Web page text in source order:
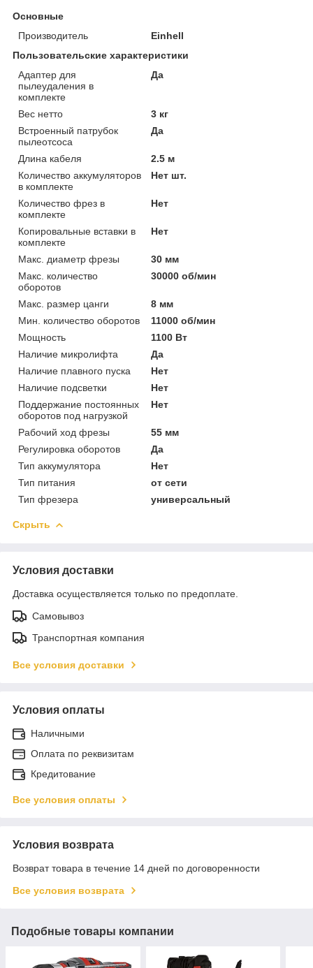
Основные
Производитель
Einhell
Пользовательские характеристики
Адаптер для
пылеудаления в
комплекте
Да
Вес нетто
3 кг
Встроенный патрубок
пылеотсоса
Да
Длина кабеля
2.5 м
Количество аккумуляторов
в комплекте
Нет шт.
Количество фрез в
комплекте
Нет
Копировальные вставки в
комплекте
Нет
Макс. диаметр фрезы
30 мм
Макс. количество
оборотов
30000 об/мин
Макс. размер цанги
8 мм
Мин. количество оборотов
11000 об/мин
Мощность
1100 Вт
Наличие микролифта
Да
Наличие плавного пуска
Нет
Наличие подсветки
Нет
Поддержание постоянных
оборотов под нагрузкой
Нет
Рабочий ход фрезы
55 мм
Регулировка оборотов
Да
Тип аккумулятора
Нет
Тип питания
от сети
Тип фрезера
универсальный
Скрыть
Условия доставки
Доставка осуществляется только по предоплате.
Самовывоз
Транспортная компания
Все условия доставки
Условия оплаты
Наличными
Оплата по реквизитам
Кредитование
Все условия оплаты
Условия возврата
Возврат товара в течение 14 дней по договоренности
Все условия возврата
Подобные товары компании